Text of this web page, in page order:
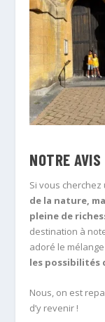
NOTRE AVIS
Si vous
de la nature,
pleine de
destination à
adoré le
les possibilités
Nous, on est
d’y revenir !